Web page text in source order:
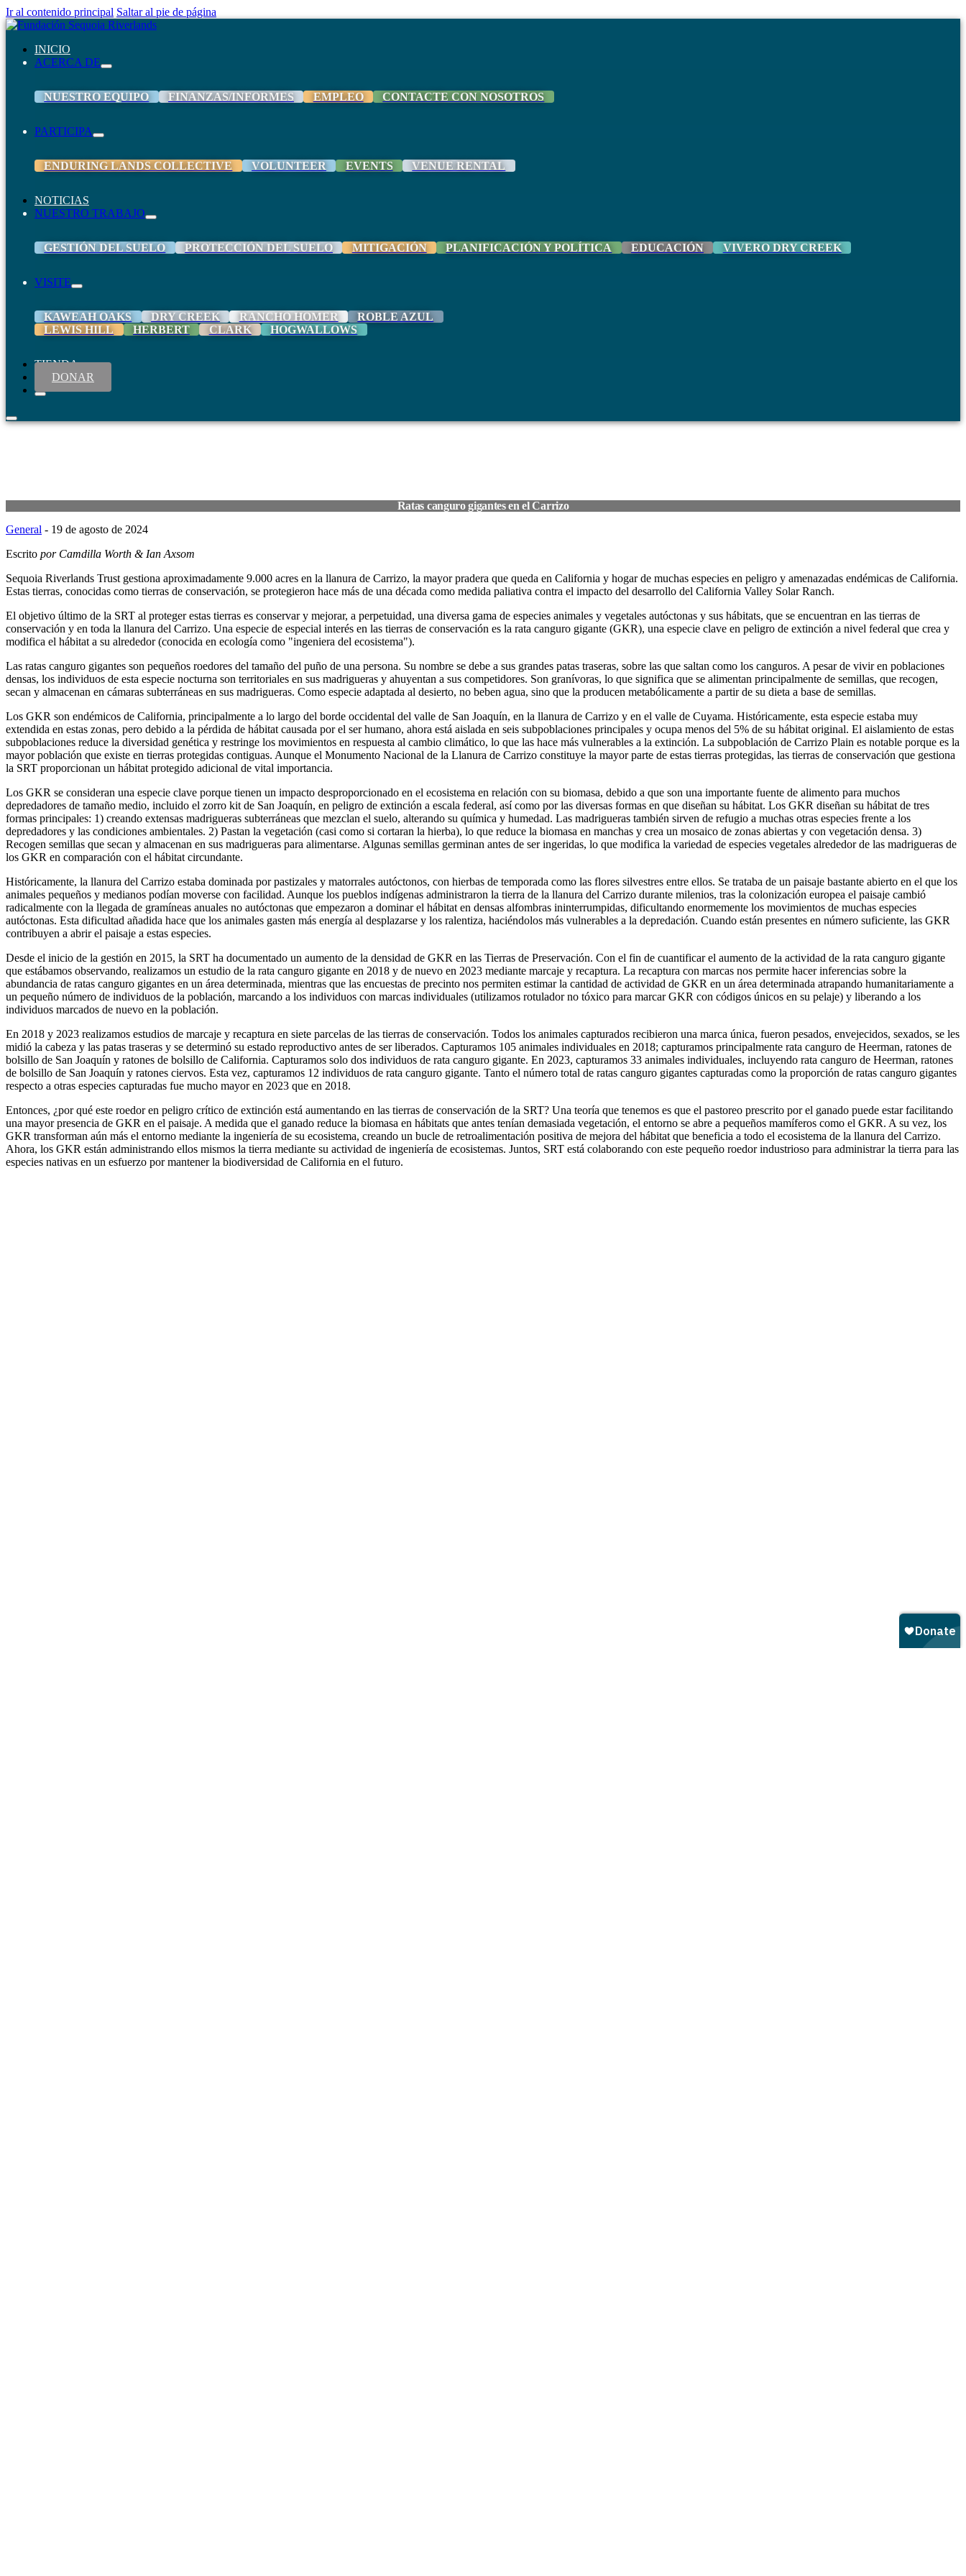
Ir al contenido principal Saltar al pie de página
INICIO
ACERCA DE
NUESTRO EQUIPO FINANZAS/INFORMES EMPLEO CONTACTE CON NOSOTROS
PARTICIPA
ENDURING LANDS COLLECTIVE VOLUNTEER EVENTS VENUE RENTAL
NOTICIAS
NUESTRO TRABAJO
GESTIÓN DEL SUELO PROTECCIÓN DEL SUELO MITIGACIÓN PLANIFICACIÓN Y POLÍTICA EDUCACIÓN VIVERO DRY CREEK
VISITE
KAWEAH OAKS DRY CREEK RANCHO HOMER
ROBLE AZUL
LEWIS HILL
HERBERT CLARK HOGWALLOWS
TIENDA
DONAR
Ratas canguro gigantes en el Carrizo
General - 19 de agosto de 2024
Escrito por Camdilla Worth & Ian Axsom
Sequoia Riverlands Trust gestiona aproximadamente 9.000 acres en la llanura de Carrizo, la mayor pradera que queda en California y hogar de muchas especies en peligro y amenazadas endémicas de California.
Estas tierras, conocidas como tierras de conservación, se protegieron hace más de una década como medida paliativa contra el impacto del desarrollo del California Valley Solar Ranch.
El objetivo último de la SRT al proteger estas tierras es conservar y mejorar, a perpetuidad, una diversa gama de especies animales y vegetales autóctonas y sus hábitats, que se encuentran en las tierras de
conservación y en toda la llanura del Carrizo. Una especie de especial interés en las tierras de conservación es la rata canguro gigante (GKR), una especie clave en peligro de extinción a nivel federal que crea y
modifica el hábitat a su alrededor (conocida en ecología como "ingeniera del ecosistema").
Las ratas canguro gigantes son pequeños roedores del tamaño del puño de una persona. Su nombre se debe a sus grandes patas traseras, sobre las que saltan como los canguros. A pesar de vivir en poblaciones
densas, los individuos de esta especie nocturna son territoriales en sus madrigueras y ahuyentan a sus competidores. Son granívoras, lo que significa que se alimentan principalmente de semillas, que recogen,
secan y almacenan en cámaras subterráneas en sus madrigueras. Como especie adaptada al desierto, no beben agua, sino que la producen metabólicamente a partir de su dieta a base de semillas.
Los GKR son endémicos de California, principalmente a lo largo del borde occidental del valle de San Joaquín, en la llanura de Carrizo y en el valle de Cuyama. Históricamente, esta especie estaba muy
extendida en estas zonas, pero debido a la pérdida de hábitat causada por el ser humano, ahora está aislada en seis subpoblaciones principales y ocupa menos del 5% de su hábitat original. El aislamiento de estas
subpoblaciones reduce la diversidad genética y restringe los movimientos en respuesta al cambio climático, lo que las hace más vulnerables a la extinción. La subpoblación de Carrizo Plain es notable porque es la
mayor población que existe en tierras protegidas contiguas. Aunque el Monumento Nacional de la Llanura de Carrizo constituye la mayor parte de estas tierras protegidas, las tierras de conservación que gestiona
la SRT proporcionan un hábitat protegido adicional de vital importancia.
Los GKR se consideran una especie clave porque tienen un impacto desproporcionado en el ecosistema en relación con su biomasa, debido a que son una importante fuente de alimento para muchos
depredadores de tamaño medio, incluido el zorro kit de San Joaquín, en peligro de extinción a escala federal, así como por las diversas formas en que diseñan su hábitat. Los GKR diseñan su hábitat de tres
formas principales: 1) creando extensas madrigueras subterráneas que mezclan el suelo, alterando su química y humedad. Las madrigueras también sirven de refugio a muchas otras especies frente a los
depredadores y las condiciones ambientales. 2) Pastan la vegetación (casi como si cortaran la hierba), lo que reduce la biomasa en manchas y crea un mosaico de zonas abiertas y con vegetación densa. 3)
Recogen semillas que secan y almacenan en sus madrigueras para alimentarse. Algunas semillas germinan antes de ser ingeridas, lo que modifica la variedad de especies vegetales alrededor de las madrigueras de
los GKR en comparación con el hábitat circundante.
Históricamente, la llanura del Carrizo estaba dominada por pastizales y matorrales autóctonos, con hierbas de temporada como las flores silvestres entre ellos. Se trataba de un paisaje bastante abierto en el que los
animales pequeños y medianos podían moverse con facilidad. Aunque los pueblos indígenas administraron la tierra de la llanura del Carrizo durante milenios, tras la colonización europea el paisaje cambió
radicalmente con la llegada de gramíneas anuales no autóctonas que empezaron a dominar el hábitat en densas alfombras ininterrumpidas, dificultando enormemente los movimientos de muchas especies
autóctonas. Esta dificultad añadida hace que los animales gasten más energía al desplazarse y los ralentiza, haciéndolos más vulnerables a la depredación. Cuando están presentes en número suficiente, las GKR
contribuyen a abrir el paisaje a estas especies.
Desde el inicio de la gestión en 2015, la SRT ha documentado un aumento de la densidad de GKR en las Tierras de Preservación. Con el fin de cuantificar el aumento de la actividad de la rata canguro gigante
que estábamos observando, realizamos un estudio de la rata canguro gigante en 2018 y de nuevo en 2023 mediante marcaje y recaptura. La recaptura con marcas nos permite hacer inferencias sobre la
abundancia de ratas canguro gigantes en un área determinada, mientras que las encuestas de precinto nos permiten estimar la cantidad de actividad de GKR en un área determinada atrapando humanitariamente a
un pequeño número de individuos de la población, marcando a los individuos con marcas individuales (utilizamos rotulador no tóxico para marcar GKR con códigos únicos en su pelaje) y liberando a los
individuos marcados de nuevo en la población.
En 2018 y 2023 realizamos estudios de marcaje y recaptura en siete parcelas de las tierras de conservación. Todos los animales capturados recibieron una marca única, fueron pesados, envejecidos, sexados, se les
midió la cabeza y las patas traseras y se determinó su estado reproductivo antes de ser liberados. Capturamos 105 animales individuales en 2018; capturamos principalmente rata canguro de Heerman, ratones de
bolsillo de San Joaquín y ratones de bolsillo de California. Capturamos solo dos individuos de rata canguro gigante. En 2023, capturamos 33 animales individuales, incluyendo rata canguro de Heerman, ratones
de bolsillo de San Joaquín y ratones ciervos. Esta vez, capturamos 12 individuos de rata canguro gigante. Tanto el número total de ratas canguro gigantes capturadas como la proporción de ratas canguro gigantes
respecto a otras especies capturadas fue mucho mayor en 2023 que en 2018.
Entonces, ¿por qué este roedor en peligro crítico de extinción está aumentando en las tierras de conservación de la SRT? Una teoría que tenemos es que el pastoreo prescrito por el ganado puede estar facilitando
una mayor presencia de GKR en el paisaje. A medida que el ganado reduce la biomasa en hábitats que antes tenían demasiada vegetación, el entorno se abre a pequeños mamíferos como el GKR. A su vez, los
GKR transforman aún más el entorno mediante la ingeniería de su ecosistema, creando un bucle de retroalimentación positiva de mejora del hábitat que beneficia a todo el ecosistema de la llanura del Carrizo.
Ahora, los GKR están administrando ellos mismos la tierra mediante su actividad de ingeniería de ecosistemas. Juntos, SRT está colaborando con este pequeño roedor industrioso para administrar la tierra para las
especies nativas en un esfuerzo por mantener la biodiversidad de California en el futuro.